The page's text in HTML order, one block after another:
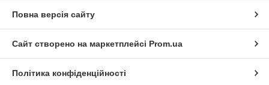
Повна версія сайту
Сайт створено на маркетплейсі Prom.ua
Політика конфіденційності